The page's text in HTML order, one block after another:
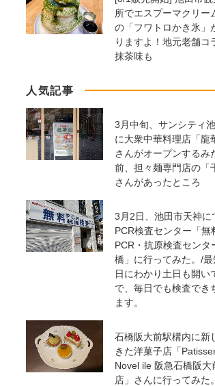
所でエスプーマクリー
の「フワトロかき氷」
りますよ！地元老舗コ
抹茶味も
人気記事
3月中旬、サンシティ
に大衆中華料理店「龍
さんがオープンするみ
前、担々麺専門店の「
さんがあったところ
3月2日、池田市天神に
PCR検査センター「無
PCR・抗原検査センタ
橋」に行ってみた。/最
日にわかり土日も開い
で、毎日でも検査でき
ます。
石橋阪大前駅構内に新
きた洋菓子店「
Novel ile 阪急石橋阪大
店」さんに行ってみた